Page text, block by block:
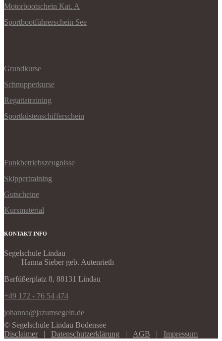
Motorbootschein Kat. A
Sportbootführerschein See
Grundkurse
Schnupperkurse
Regattatraining
Sportküstenschifferschein
Funkbetriebszeugnisse
Skippertraining
Gutscheine
Kursmaterial
KONTAKT INFO
Segelschule Lindau
Hanna Sieber geb. Autenrieth
Barfüßerplatz 8, 88131 Lindau
+49 172 - 76 54 474
johanna@jazumsegeln.de
© Segelschule Lindau Bodensee
Disclaimer | Datenschutzerklärung | AGB | Impressum